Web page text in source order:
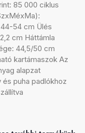
85 000 ciklus
54 cm Ülés
cm Háttámla
44,5/50 cm
kartámaszok Az
alapzat
puha padlókhoz